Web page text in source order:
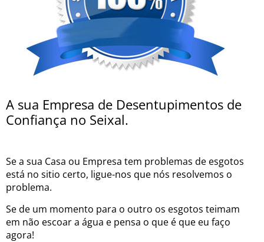
A sua Empresa de Desentupimentos de
Confiança no Seixal.
Se a sua Casa ou Empresa tem problemas de esgotos
está no sitio certo, ligue-nos que nós resolvemos o
problema.
Se de um momento para o outro os esgotos teimam
em não escoar a água e pensa o que é que eu faço
agora!